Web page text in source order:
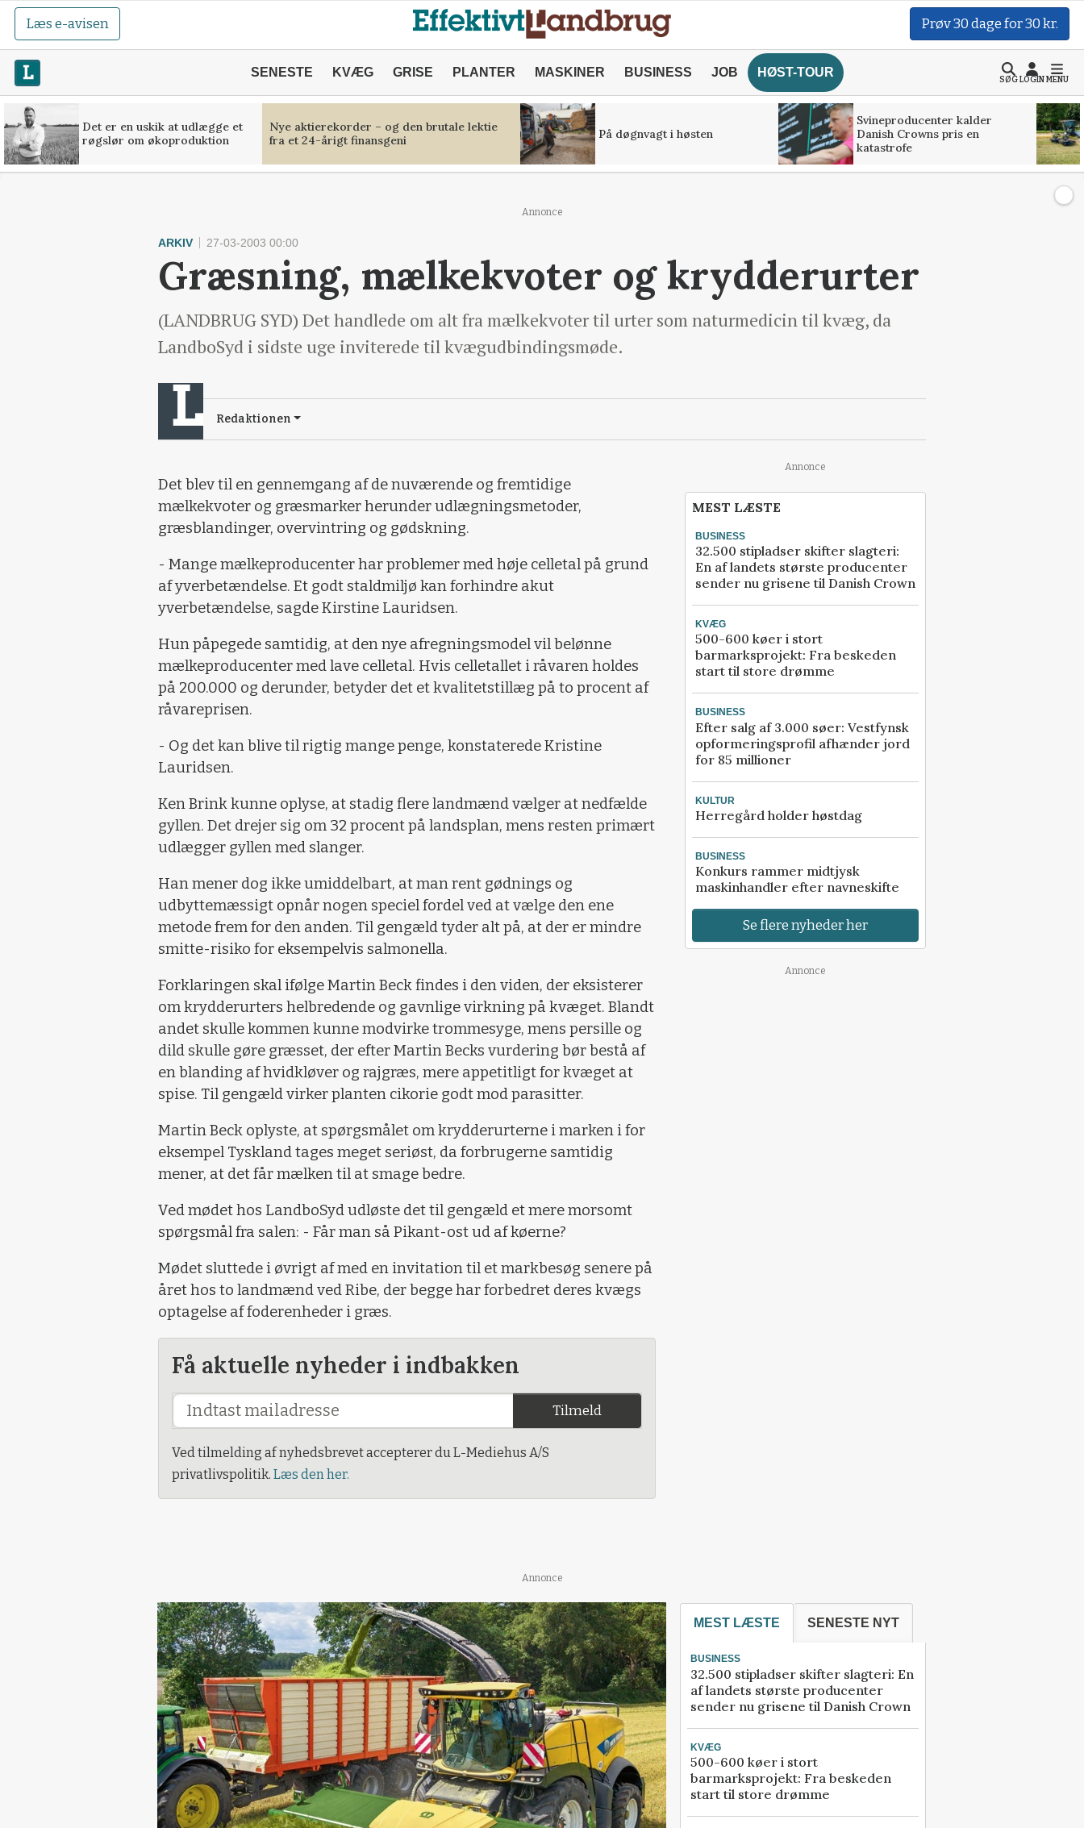
Læs e-avisen Prøv 30 dage for 30 kr.
SENESTE KVÆG GRISE PLANTER MASKINER BUSINESS JOB HØST-TOUR
SØGLOGINMENU
Det er en uskik at udlægge et
røgslør om økoproduktion
Nye aktierekorder – og den brutale lektie
fra et 24-årigt finansgeni
På døgnvagt i høsten
Svineproducenter kalder
Danish Crowns pris en
katastrofe
Annonce
ARKIV 27-03-2003 00:00
Græsning, mælkekvoter og krydderurter
(LANDBRUG SYD) Det handlede om alt fra mælkekvoter til urter som naturmedicin til kvæg, da
LandboSyd i sidste uge inviterede til kvægudbindingsmøde.
Redaktionen
Det blev til en gennemgang af de nuværende og fremtidige
mælkekvoter og græsmarker herunder udlægningsmetoder,
græsblandinger, overvintring og gødskning.
- Mange mælkeproducenter har problemer med høje celletal på grund
af yverbetændelse. Et godt staldmiljø kan forhindre akut
yverbetændelse, sagde Kirstine Lauridsen.
Hun påpegede samtidig, at den nye afregningsmodel vil belønne
mælkeproducenter med lave celletal. Hvis celletallet i råvaren holdes
på 200.000 og derunder, betyder det et kvalitetstillæg på to procent af
råvareprisen.
- Og det kan blive til rigtig mange penge, konstaterede Kristine
Lauridsen.
Ken Brink kunne oplyse, at stadig flere landmænd vælger at nedfælde
gyllen. Det drejer sig om 32 procent på landsplan, mens resten primært
udlægger gyllen med slanger.
Han mener dog ikke umiddelbart, at man rent gødnings og
udbyttemæssigt opnår nogen speciel fordel ved at vælge den ene
metode frem for den anden. Til gengæld tyder alt på, at der er mindre
smitte-risiko for eksempelvis salmonella.
Forklaringen skal ifølge Martin Beck findes i den viden, der eksisterer
om krydderurters helbredende og gavnlige virkning på kvæget. Blandt
andet skulle kommen kunne modvirke trommesyge, mens persille og
dild skulle gøre græsset, der efter Martin Becks vurdering bør bestå af
en blanding af hvidkløver og rajgræs, mere appetitligt for kvæget at
spise. Til gengæld virker planten cikorie godt mod parasitter.
Martin Beck oplyste, at spørgsmålet om krydderurterne i marken i for
eksempel Tyskland tages meget seriøst, da forbrugerne samtidig
mener, at det får mælken til at smage bedre.
Ved mødet hos LandboSyd udløste det til gengæld et mere morsomt
spørgsmål fra salen: - Får man så Pikant-ost ud af køerne?
Mødet sluttede i øvrigt af med en invitation til et markbesøg senere på
året hos to landmænd ved Ribe, der begge har forbedret deres kvægs
optagelse af foderenheder i græs.
Få aktuelle nyheder i indbakken
Tilmeld
Ved tilmelding af nyhedsbrevet accepterer du L-Mediehus A/S
privatlivspolitik. Læs den her.
Annonce
MEST LÆSTE
BUSINESS
32.500 stipladser skifter slagteri:
En af landets største producenter
sender nu grisene til Danish Crown
KVÆG
500-600 køer i stort
barmarksprojekt: Fra beskeden
start til store drømme
BUSINESS
Efter salg af 3.000 søer: Vestfynsk
opformeringsprofil afhænder jord
for 85 millioner
KULTUR
Herregård holder høstdag
BUSINESS
Konkurs rammer midtjysk
maskinhandler efter navneskifte
Se flere nyheder her
Annonce
Annonce
MEST LÆSTE SENESTE NYT
BUSINESS
32.500 stipladser skifter slagteri: En
af landets største producenter
sender nu grisene til Danish Crown
KVÆG
500-600 køer i stort
barmarksprojekt: Fra beskeden
start til store drømme